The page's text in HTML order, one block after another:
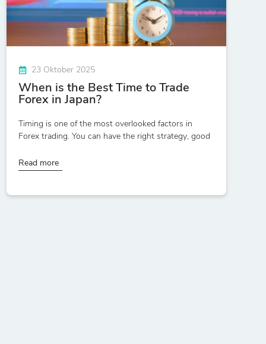
23 Oktober 2025
When is the Best Time to Trade
Forex in Japan?
Timing is one of the most overlooked factors in
Forex trading. You can have the right strategy, good
Read more